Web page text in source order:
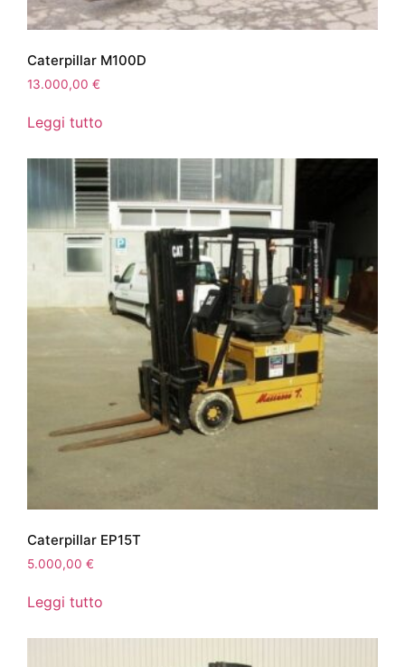
Caterpillar M100D
13.000,00 €
Leggi tutto
Caterpillar EP15T
5.000,00 €
Leggi tutto